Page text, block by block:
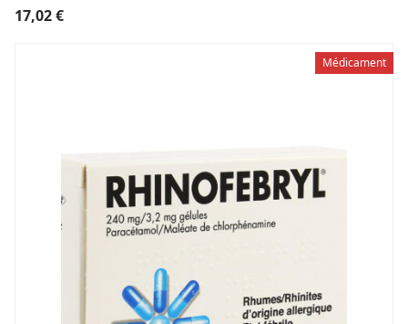
17,02€
Médicament